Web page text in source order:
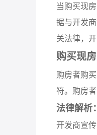
当购买现
据与开发
关法律，
购买现
购房者购
符。购房
法律解析：
开发商宣